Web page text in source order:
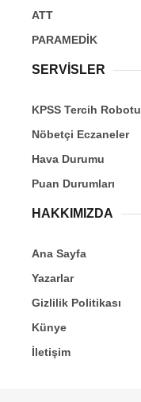
ATT
PARAMEDİK
SERVİSLER
KPSS Tercih Robotu
Nöbetçi Eczaneler
Hava Durumu
Puan Durumları
HAKKIMIZDA
Ana Sayfa
Yazarlar
Gizlilik Politikası
Künye
İletişim